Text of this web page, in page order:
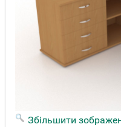
Збільшити